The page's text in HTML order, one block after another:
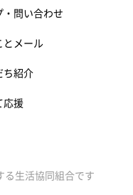
・問い合わせ
とメール
ち紹介
応援
る生活協同組合です